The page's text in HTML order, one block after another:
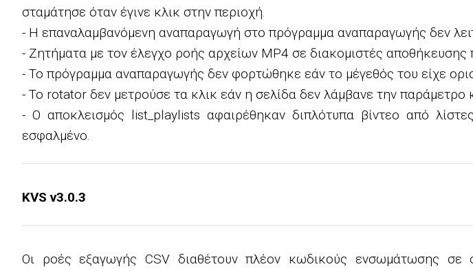
σταμάτησε όταν έγινε κλικ στην περιοχή.
- Η επαναλαμβανόμενη αναπαραγωγή στο πρόγραμμα αναπαραγωγής δεν
- Ζητήματα με τον έλεγχο ροής αρχείων MP4 σε διακομιστές
- Το πρόγραμμα αναπαραγωγής δεν φορτώθηκε εάν το μέγεθός του είχε
- Το rotator δεν μετρούσε τα κλικ εάν η σελίδα δεν λάμβανε την παράμετρο
- Ο αποκλεισμός list_playlists αφαιρέθηκαν διπλότυπα βίντεο από
εσφαλμένο.
KVS v3.0.3
Οι ροές εξαγωγής CSV διαθέτουν πλέον κωδικούς ενσωμάτωσης